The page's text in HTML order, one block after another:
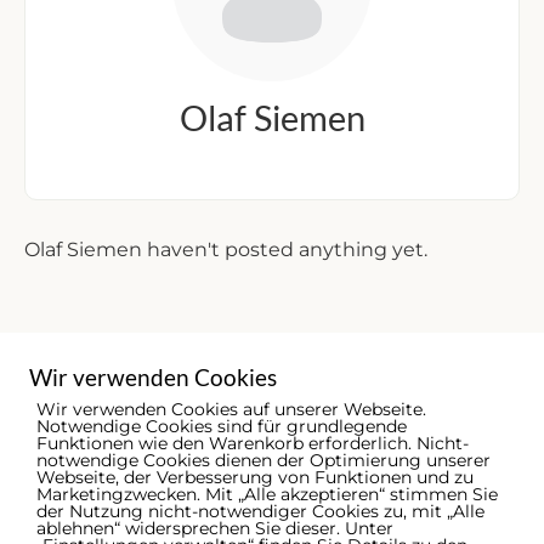
Olaf Siemen
Olaf Siemen haven't posted anything yet.
Wir verwenden Cookies
Wir verwenden Cookies auf unserer Webseite.
Notwendige Cookies sind für grundlegende
Funktionen wie den Warenkorb erforderlich. Nicht-
notwendige Cookies dienen der Optimierung unserer
Webseite, der Verbesserung von Funktionen und zu
Marketingzwecken. Mit „Alle akzeptieren“ stimmen Sie
der Nutzung nicht-notwendiger Cookies zu, mit „Alle
ablehnen“ widersprechen Sie dieser. Unter